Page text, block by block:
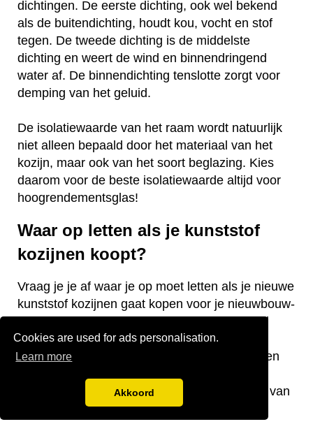
Cookies are used for ads personalisation.
Learn more
Akkoord
dichtingen. De eerste dichting, ook wel bekend
als de buitendichting, houdt kou, vocht en stof
tegen. De tweede dichting is de middelste
dichting en weert de wind en binnendringend
water af. De binnendichting tenslotte zorgt voor
demping van het geluid.
De isolatiewaarde van het raam wordt natuurlijk
niet alleen bepaald door het materiaal van het
kozijn, maar ook van het soort beglazing. Kies
daarom voor de beste isolatiewaarde altijd voor
hoogrendementsglas!
Waar op letten als je kunststof
kozijnen koopt?
Vraag je je af waar je op moet letten als je nieuwe
kunststof kozijnen gaat kopen voor je nieuwbouw-
of bestaande woning? Wij hebben een aantal
nuttige tips voor je! De keurmerken van de
kozijnen, welke isolatiewaarde je nodig hebt en
belangrijke aandachtspunten bij de aanschaf van
kunststof kozijnen.